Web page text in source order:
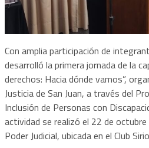
Con amplia participación de
desarrolló la primera jornada de la
derechos: Hacia dónde vamos”,
Justicia de San Juan, a través del
Inclusión de Personas con
actividad se realizó el 22 de octubre
Poder Judicial, ubicada en el Club